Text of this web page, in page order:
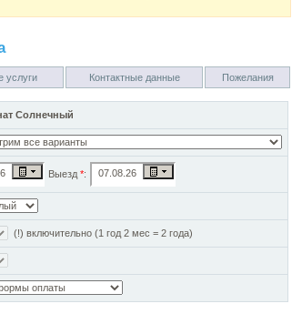
услуги Контактные данные Пожелания
Солнечный
Выезд *:
(!) включительно (1 год 2 мес = 2 года)